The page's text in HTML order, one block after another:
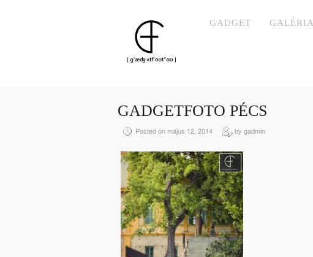
GADGET GALÉRIA
GADGETFOTO PÉCS
Posted on május 12, 2014 by gadmin